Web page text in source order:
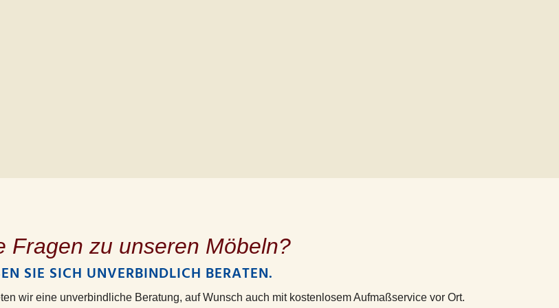
Fragen zu unseren Möbeln?
SIE SICH UNVERBINDLICH BERATEN.
wir eine unverbindliche Beratung, auf Wunsch auch mit kostenlosem Aufmaßservice vor Ort.